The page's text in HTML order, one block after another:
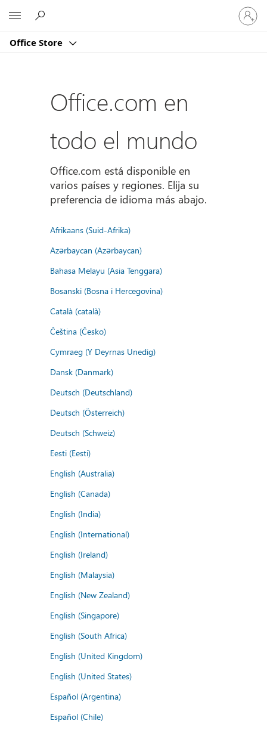
Office Store
Iniciar
sesión
en
cuenta
Office.com en
todo el mundo
Office.com está disponible en
varios países y regiones. Elija su
preferencia de idioma más abajo.
Afrikaans (Suid-Afrika)
Azərbaycan (Azərbaycan)
Bahasa Melayu (Asia Tenggara)
Bosanski (Bosna i Hercegovina)
Català (català)
Čeština (Česko)
Cymraeg (Y Deyrnas Unedig)
Dansk (Danmark)
Deutsch (Deutschland)
Deutsch (Österreich)
Deutsch (Schweiz)
Eesti (Eesti)
English (Australia)
English (Canada)
English (India)
English (International)
English (Ireland)
English (Malaysia)
English (New Zealand)
English (Singapore)
English (South Africa)
English (United Kingdom)
English (United States)
Español (Argentina)
Español (Chile)